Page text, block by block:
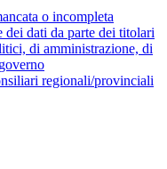
o incompleta
dei dati da parte dei titolari
di amministrazione, di
regionali/provinciali